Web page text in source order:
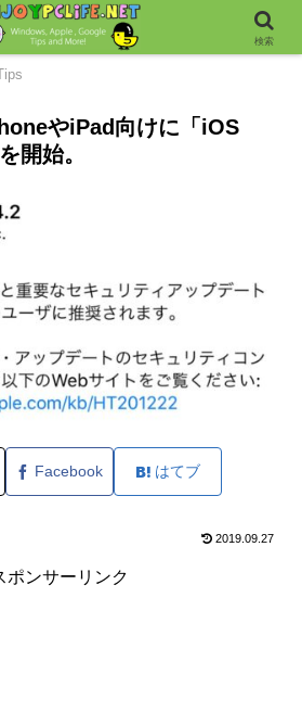
やiPad向けに「iOS
開始。
Facebook はてブ
2019.09.27
ポンサーリンク
検索